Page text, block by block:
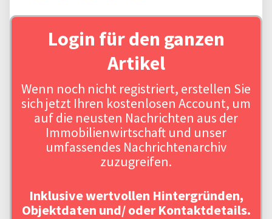
Login für den ganzen
Artikel
Wenn noch nicht registriert, erstellen Sie
sich jetzt Ihren kostenlosen Account, um
auf die neusten Nachrichten aus der
Immobilienwirtschaft und unser
umfassendes Nachrichtenarchiv
zuzugreifen.
Inklusive wertvollen Hintergründen,
Objektdaten und/ oder Kontaktdetails.